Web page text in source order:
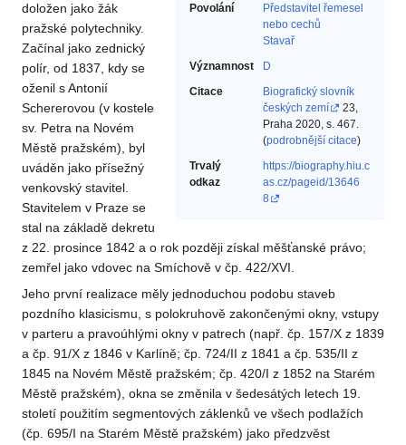
Povolání
Představitel řemesel
nebo cechů‎
Stavař‎
Významnost
D
Citace
Biografický slovník
českých zemí
23,
Praha 2020, s. 467.
(podrobnější citace)
Trvalý
odkaz
https://biography.hiu.c
as.cz/pageid/13646
8
doložen jako žák
pražské polytechniky.
Začínal jako zednický
polír, od 1837, kdy se
oženil s Antonií
Schererovou (v kostele
sv. Petra na Novém
Městě pražském), byl
uváděn jako přísežný
venkovský stavitel.
Stavitelem v Praze se
stal na základě dekretu
z 22. prosince 1842 a o rok později získal měšťanské právo;
zemřel jako vdovec na Smíchově v čp. 422/XVI.
Jeho první realizace měly jednoduchou podobu staveb
pozdního klasicismu, s polokruhově zakončenými okny, vstupy
v parteru a pravoúhlými okny v patrech (např. čp. 157/X z 1839
a čp. 91/X z 1846 v Karlíně; čp. 724/II z 1841 a čp. 535/II z
1845 na Novém Městě pražském; čp. 420/I z 1852 na Starém
Městě pražském), okna se změnila v šedesátých letech 19.
století použitím segmentových záklenků ve všech podlažích
(čp. 695/I na Starém Městě pražském) jako předzvěst